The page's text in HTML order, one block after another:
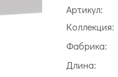
Артикул:
Коллекция:
Фабрика:
Длина: